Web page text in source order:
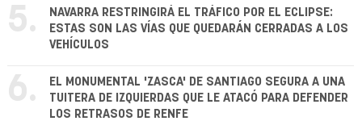
5.
NAVARRA RESTRINGIRÁ EL TRÁFICO POR EL ECLIPSE:
ESTAS SON LAS VÍAS QUE QUEDARÁN CERRADAS A LOS
VEHÍCULOS
6.
EL MONUMENTAL 'ZASCA' DE SANTIAGO SEGURA A UNA
TUITERA DE IZQUIERDAS QUE LE ATACÓ PARA DEFENDER
LOS RETRASOS DE RENFE